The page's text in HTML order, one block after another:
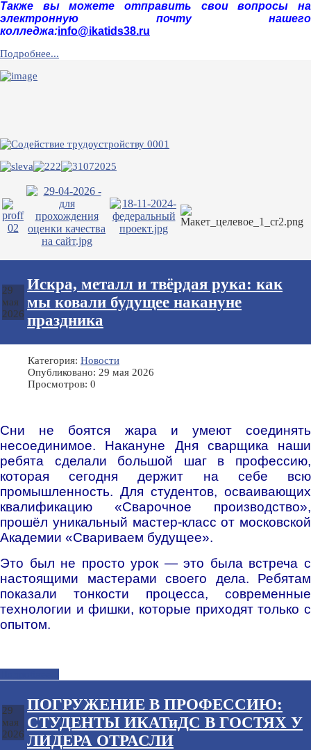
Также вы можете отправить свои вопросы на
электронную почту нашего
колледжа:info@ikatids38.ru
Подробнее...
29
мая
2026
Искра, металл и твёрдая рука: как
мы ковали будущее накануне
праздника
Категория: Новости
Опубликовано: 29 мая 2026
Просмотров: 0
Сни не боятся жара и умеют соединять
несоединимое. Накануне Дня сварщика наши
ребята сделали большой шаг в профессию,
которая сегодня держит на себе всю
промышленность. Для студентов, осваивающих
квалификацию «Сварочное производство»,
прошёл уникальный мастер-класс от московской
Академии «Свариваем будущее».
Это был не просто урок — это была встреча с
настоящими мастерами своего дела. Ребятам
показали тонкости процесса, современные
технологии и фишки, которые приходят только с
опытом.
29
мая
2026
ПОГРУЖЕНИЕ В ПРОФЕССИЮ:
СТУДЕНТЫ ИКАТиДС В ГОСТЯХ У
ЛИДЕРА ОТРАСЛИ